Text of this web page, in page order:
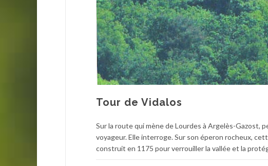
Tour de Vidalos
Sur la route qui mène de Lourdes à Argelès-Gazost,
voyageur. Elle interroge. Sur son éperon rocheux,
construit en 1175 pour verrouiller la vallée et la